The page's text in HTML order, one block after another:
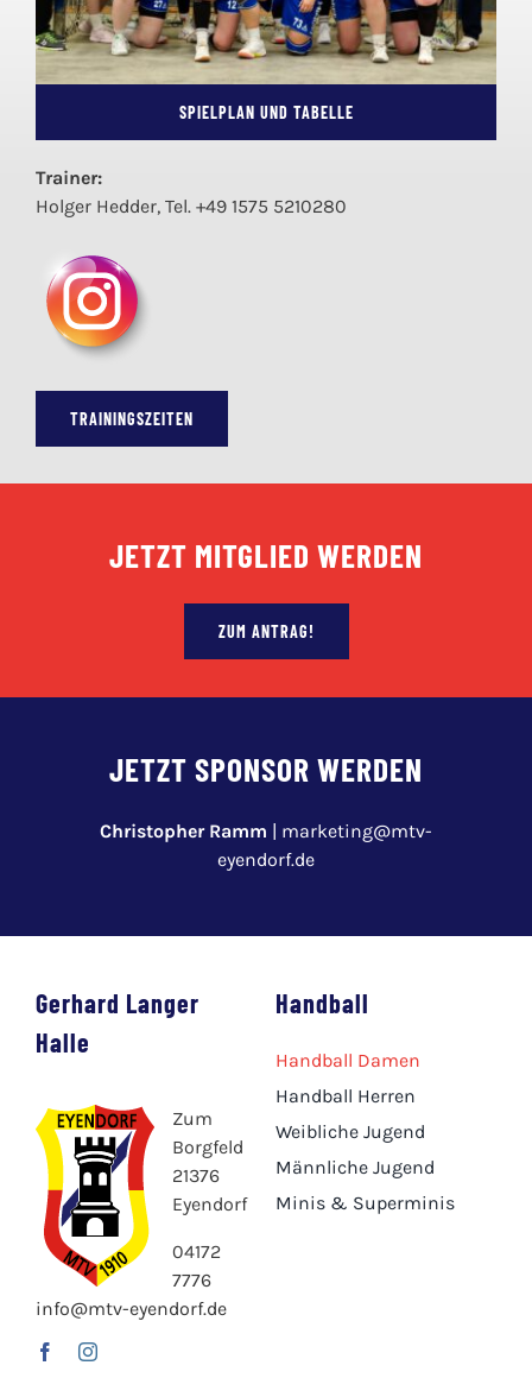
SPIELPLAN UND TABELLE
Trainer:
Holger Hedder, Tel. +49 1575 5210280
TRAININGSZEITEN
JETZT MITGLIED WERDEN
ZUM ANTRAG!
JETZT SPONSOR WERDEN
Christopher Ramm
marketing@mtv-
eyendorf.de
Gerhard Langer
Halle
Zum
Borgfeld
21376
Eyendorf
04172
7776
info@mtv-eyendorf.de
Handball
Handball Damen
Handball Herren
Weibliche Jugend
Männliche Jugend
Minis & Superminis